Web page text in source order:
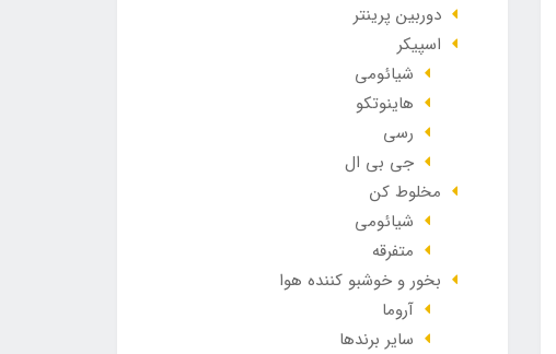
دوربین پرینتر
اسپیکر
شیائومی
هاینوتکو
رسی
جی بی ال
مخلوط کن
شیائومی
متفرقه
بخور و خوشبو کننده هوا
آروما
سایر برندها